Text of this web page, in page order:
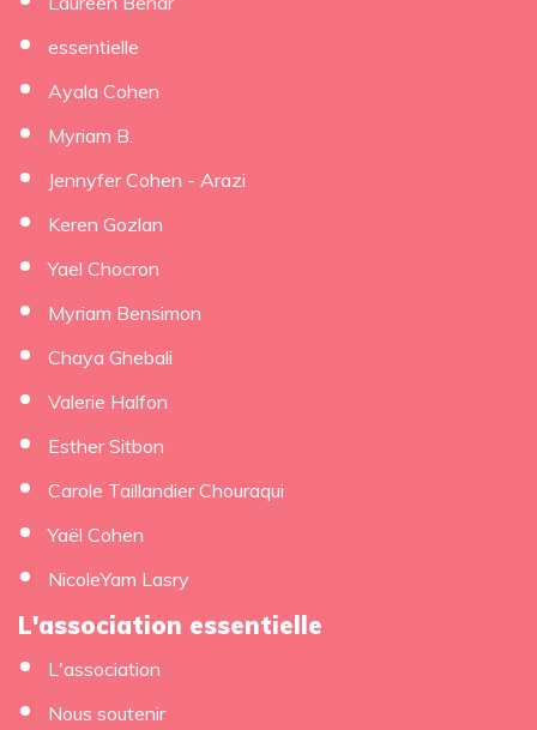
essentielle
Ayala Cohen
Myriam B.
Jennyfer Cohen - Arazi
Keren Gozlan
Yael Chocron
Myriam Bensimon
Chaya Ghebali
Valerie Halfon
Esther Sitbon
Carole Taillandier Chouraqui
Yaël Cohen
NicoleYam Lasry
L'association essentielle
L'association
Nous soutenir